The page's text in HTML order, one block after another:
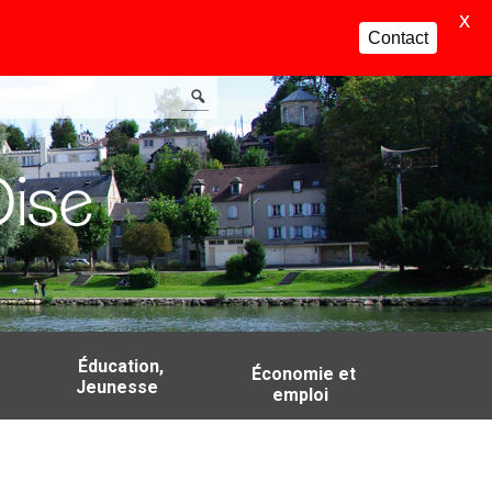
Éducation,
Jeunesse
Économie et
emploi
Contact
X